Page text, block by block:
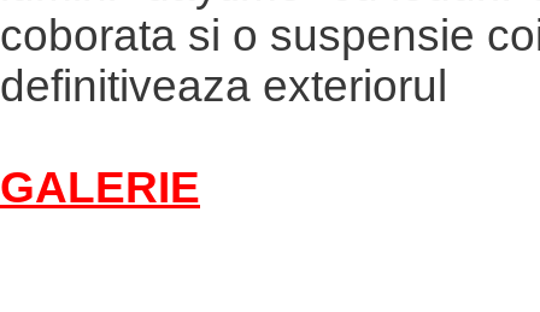
coborata si o suspensie
definitiveaza exteriorul
GALERIE